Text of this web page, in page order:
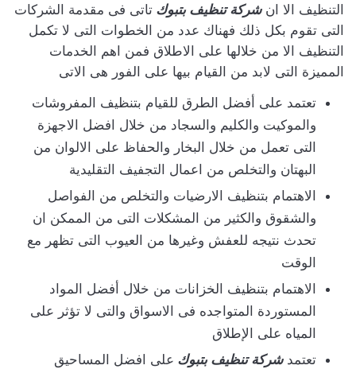
التنظيف الا انشركة تنظيف بتبوك تاتى فى مقدمة الشركات
التى تقوم بكل ذلك فهناك عدد من الخطوات التى لا تكمل
التنظيف الا من خلالها على الاطلاق فمن اهم الخدمات
المميزة التى لابد من القيام بيها على الفور هى الاتى
تعتمد على أفضل الطرق للقيام بتنظيف المفروشات
والموكيت والكليم والسجاد من خلال افضل الاجهزة
التى تعمل من خلال البخار والحفاظ على الالوان من
البهتان والتخلص من اعمال التجفيف التقليدية
الاهتمام بتنظيف الارضيات والتخلص من الفواصل
والشقوق والكثير من المشكلات التى من الممكن ان
تحدث نتيجه للعفش وغيرها من العيوب التى تظهر مع
الوقت
الاهتمام بتنظيف الخزانات من خلال أفضل المواد
المستوردة المتواجده فى الاسواق والتى لا تؤثر على
المياه على الإطلاق
تعتمدشركة تنظيف بتبوك على افضل المساحيق